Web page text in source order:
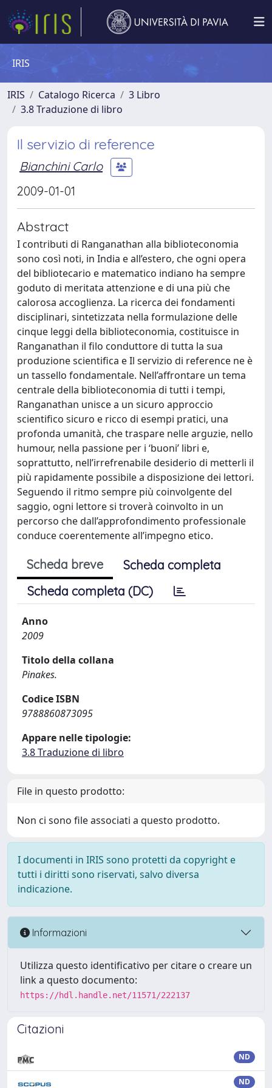
IRIS
IRIS Catalogo Ricerca
3 Libro
3.8 Traduzione di libro
Il servizio di reference
Bianchini Carlo
2009-01-01
Abstract
I contributi di Ranganathan alla biblioteconomia
sono così noti, in India e all’estero, che ogni opera
del bibliotecario e matematico indiano ha sempre
goduto di meritata attenzione e di una più che
calorosa accoglienza. La ricerca dei fondamenti
disciplinari, sintetizzata nella formulazione delle
cinque leggi della biblioteconomia, costituisce in
Ranganathan il filo conduttore di tutta la sua
produzione scientifica e Il servizio di reference ne è
un tassello fondamentale. Nell’affrontare un tema
centrale della biblioteconomia di tutti i tempi,
Ranganathan unisce a un sicuro approccio
scientifico sicuro e ricco di esempi pratici, una
profonda umanità, che traspare nelle arguzie, nello
humour, nella passione per i ‘buoni’ libri e,
soprattutto, nell’irrefrenabile desiderio di metterli il
più rapidamente possibile a disposizione dei lettori.
Seguendo il ritmo sempre più coinvolgente del
saggio, ogni lettore si troverà coinvolto in un
percorso che dall’approfondimento professionale
conduce coerentemente all’impegno etico.
Scheda breve
Scheda completa
Scheda completa (DC)
Anno
2009
Titolo della collana
Pinakes.
Codice ISBN
9788860873095
Appare nelle tipologie:
3.8 Traduzione di libro
File in questo prodotto:
Non ci sono file associati a questo prodotto.
I documenti in IRIS sono protetti da copyright e
tutti i diritti sono riservati, salvo diversa
indicazione.
Informazioni
Utilizza questo identificativo per citare o creare un
link a questo documento:
https://hdl.handle.net/11571/222137
Citazioni
ND
ND